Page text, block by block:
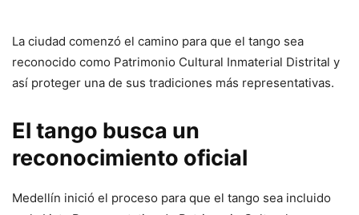
La ciudad comenzó el camino para que el tango sea
reconocido como Patrimonio Cultural Inmaterial Distrital y
así proteger una de sus tradiciones más representativas.
El tango busca un
reconocimiento oficial
Medellín inició el proceso para que el tango sea incluido